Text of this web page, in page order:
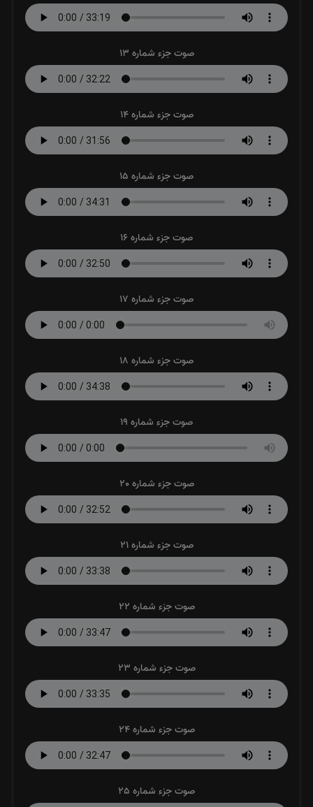
صوت جزء شماره 13
صوت جزء شماره 14
صوت جزء شماره 15
صوت جزء شماره 16
صوت جزء شماره 17
صوت جزء شماره 18
صوت جزء شماره 19
صوت جزء شماره 20
صوت جزء شماره 21
صوت جزء شماره 22
صوت جزء شماره 23
صوت جزء شماره 24
صوت جزء شماره 25